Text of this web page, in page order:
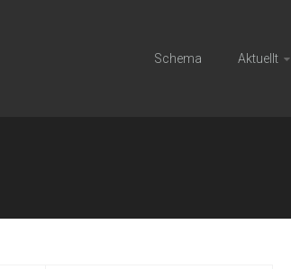
Schema Aktuellt